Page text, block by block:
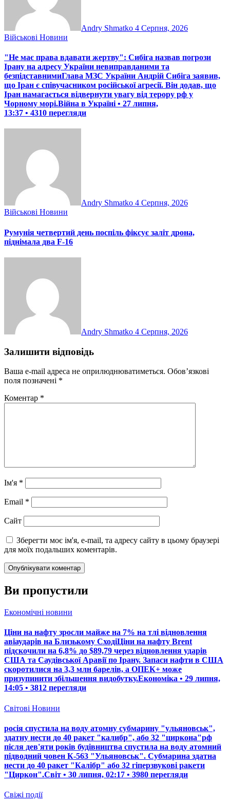
Andry Shmatko 4 Серпня, 2026
Військові Новини
"Не має права вдавати жертву": Сибіга назвав погрози
Ірану на адресу України невиправданими та
безпідставнимиГлава МЗС України Андрій Сибіга заявив,
що Іран є співучасником російської агресії. Він додав, що
Іран намагається відвернути увагу від терору рф у
Чорному морі.Війна в Україні • 27 липня,
13:37 • 4310 перегляди
Andry Shmatko 4 Серпня, 2026
Військові Новини
Румунія четвертий день поспіль фіксує заліт дрона,
піднімала два F-16
Andry Shmatko 4 Серпня, 2026
Залишити відповідь
Ваша e-mail адреса не оприлюднюватиметься. Обов’язкові
поля позначені *
Коментар *
Ім'я *
Email *
Сайт
Зберегти моє ім'я, e-mail, та адресу сайту в цьому браузері
для моїх подальших коментарів.
Ви пропустили
Економічні новини
Ціни на нафту зросли майже на 7% на тлі відновлення
авіаударів на Близькому СходіЦіни на нафту Brent
підскочили на 6,8% до $89,79 через відновлення ударів
США та Саудівської Аравії по Ірану. Запаси нафти в США
скоротилися на 3,3 млн барелів, а ОПЕК+ може
призупинити збільшення видобутку.Економіка • 29 липня,
14:05 • 3812 перегляди
Світові Новини
росія спустила на воду атомну субмарину "ульяновськ",
здатну нести до 40 ракет "калибр", або 32 "циркона"рф
після дев'яти років будівництва спустила на воду атомний
підводний човен К-563 "Ульяновськ". Субмарина здатна
нести до 40 ракет "Калібр" або 32 гіперзвукові ракети
"Циркон".Світ • 30 липня, 02:17 • 3980 перегляди
Свіжі події